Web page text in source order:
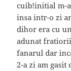
cuib!initial m-
insa intr-o zi
dihor era cu
adunat
fanarul dar
2-a zi am